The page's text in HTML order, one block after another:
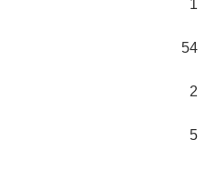
1
54
2
5